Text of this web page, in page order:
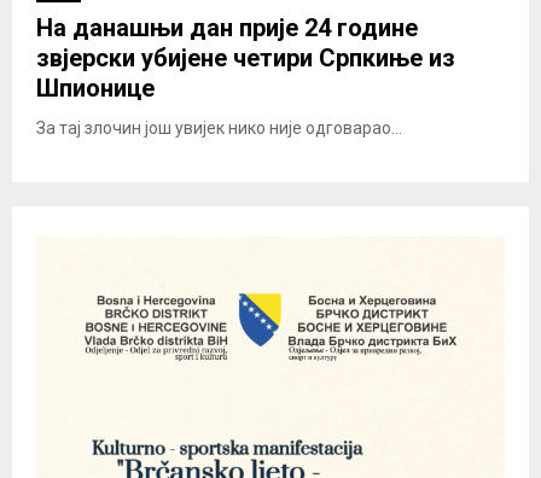
На данашњи дан прије 24 године
звјерски убијене четири Српкиње из
Шпионице
За тај злочин још увијек нико није одговарао...